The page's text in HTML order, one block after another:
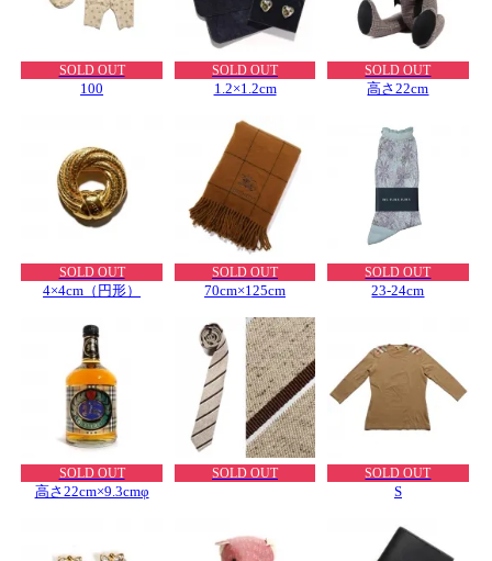
SOLD OUT
100
SOLD OUT
1.2×1.2cm
SOLD OUT
高さ22cm
SOLD OUT
4×4cm（円形）
SOLD OUT
70cm×125cm
SOLD OUT
23-24cm
SOLD OUT
高さ22cm×9.3cmφ
SOLD OUT SOLD OUT
S